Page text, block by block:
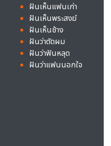
ฝันเห็นแฟนเก่า
ฝันเห็นพระสงฆ์
ฝันเห็นช้าง
ฝันว่าตัดผม
ฝันว่าฟันหลุด
ฝันว่าแฟนนอกใจ